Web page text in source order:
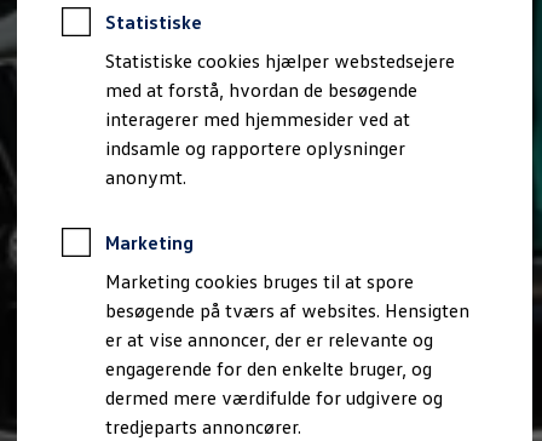
Statistiske
Statistiske cookies hjælper webstedsejere
med at forstå, hvordan de besøgende
interagerer med hjemmesider ved at
indsamle og rapportere oplysninger
anonymt.
Marketing
Marketing cookies bruges til at spore
besøgende på tværs af websites. Hensigten
er at vise annoncer, der er relevante og
engagerende for den enkelte bruger, og
dermed mere værdifulde for udgivere og
tredjeparts annoncører.
Ejere og services
Book tid på værkstedet
Service
Serviceabonnementer
Service 5+
Service på elbiler
Prismatch
Fordele ved autoriseret værksted
Brugbar information
Servicefordele
Digitale ekstrafunktioner
Se tjenesterne til din model
Volkswagen-apps, login og shop
Forbind mobiltelefonen med bilen
Opdateringer til software, kort og radio
Fleet Interface Data
MinVolkswagen
Digital instruktionsbog
Tilbehør